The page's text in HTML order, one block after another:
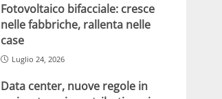
Fotovoltaico bifacciale: cresce
nelle fabbriche, rallenta nelle
case
Luglio 24, 2026
Data center, nuove regole in